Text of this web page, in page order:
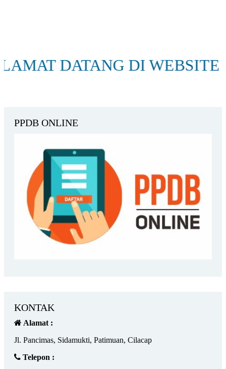
DATANG DI WEBSITE
PPDB ONLINE
KONTAK
Alamat :
Jl. Pancimas, Sidamukti, Patimuan, Cilacap
Telepon :